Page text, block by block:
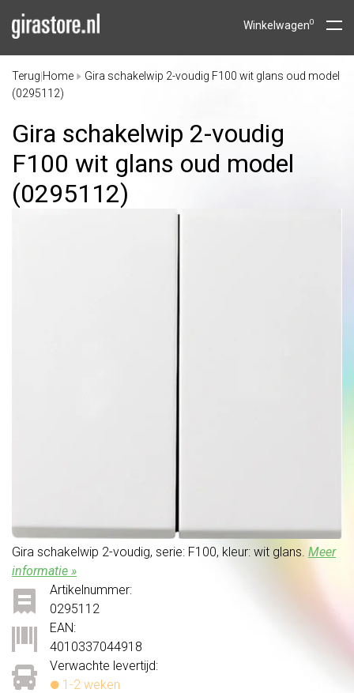
Winkelwagen0
Terug Home
Gira schakelwip 2-voudig F100 wit glans oud model
(0295112)
Gira schakelwip 2-voudig
F100 wit glans oud model
(0295112)
Gira schakelwip 2-voudig, serie: F100, kleur: wit glans. Meer
informatie »
Verwachte levertijd:
1-2 weken
Artikelnummer:
0295112
EAN:
4010337044918